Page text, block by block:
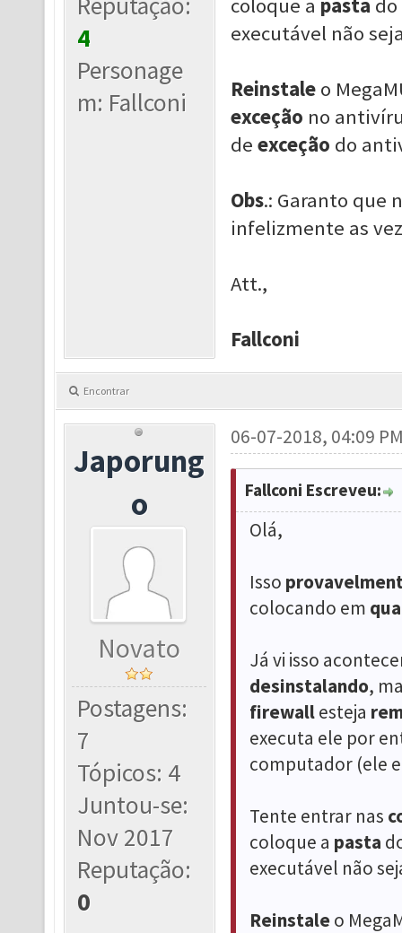
4
Personage
m: Fallconi
coloque a pasta do
executável não
Reinstale o
exceção no
de exceção do
Obs.: Garanto que
infelizmente as
Att.,
Fallconi
Encontrar
Japorung
o
Novato
Postagens:
7
Tópicos: 4
Juntou-se:
Nov 2017
Reputação:
0
06-07-2018, 04:09
Fallconi Escreveu:
Olá,
Isso
colocando em
Já vi isso
desinstalando,
firewallesteja
executa ele por
computador (ele
Tente entrar nas
coloque a pasta
executável não
Reinstaleo